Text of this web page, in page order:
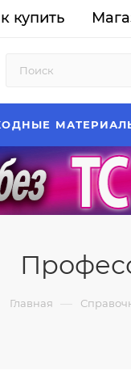
купить
Главная —